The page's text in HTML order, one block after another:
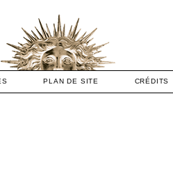
PLAN DE SITE CRÉDITS